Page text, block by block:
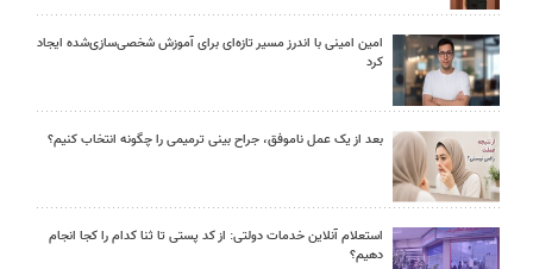
امین امینی با اندرز مسیر تازه‌ای برای آموزش شخصی‌سازی‌شده ایجاد
کرد
بعد از یک عمل ناموفق، جراح بینی ترمیمی را چگونه انتخاب کنیم؟
استعلام آنلاین خدمات دولتی: از کد پستی تا ثنا کدام را کجا انجام
دهیم؟